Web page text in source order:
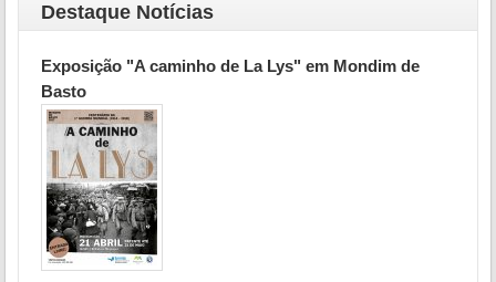
Destaque Notícias
Exposição "A caminho de La Lys" em Mondim de
Basto